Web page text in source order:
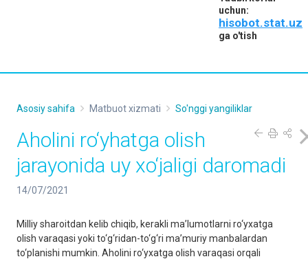
uchun:
hisobot.stat.uz
ga o'tish
Asosiy sahifa Matbuot xizmati So'nggi yangiliklar
Аholini ro‘yhatga olish
jarayonida uy xo‘jaligi daromadi
14/07/2021
Milliy sharoitdan kelib chiqib, kerakli maʼlumotlarni ro‘yxatga
olish varaqasi yoki to‘g‘ridan-to‘g‘ri maʼmuriy manbalardan
to‘planishi mumkin. Аholini ro‘yxatga olish varaqasi orqali